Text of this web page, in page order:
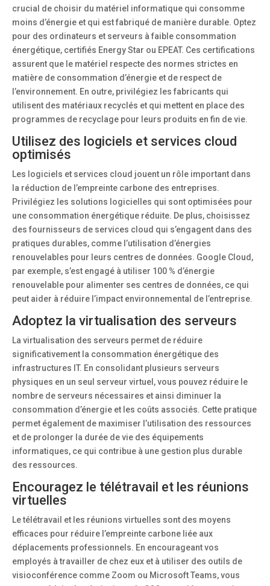
crucial de choisir du matériel informatique qui consomme
moins d’énergie et qui est fabriqué de manière durable. Optez
pour des ordinateurs et serveurs à faible consommation
énergétique, certifiés Energy Star ou EPEAT. Ces certifications
assurent que le matériel respecte des normes strictes en
matière de consommation d’énergie et de respect de
l’environnement. En outre, privilégiez les fabricants qui
utilisent des matériaux recyclés et qui mettent en place des
programmes de recyclage pour leurs produits en fin de vie.
Utilisez des logiciels et services cloud
optimisés
Les logiciels et services cloud jouent un rôle important dans
la réduction de l’empreinte carbone des entreprises.
Privilégiez les solutions logicielles qui sont optimisées pour
une consommation énergétique réduite. De plus, choisissez
des fournisseurs de services cloud qui s’engagent dans des
pratiques durables, comme l’utilisation d’énergies
renouvelables pour leurs centres de données. Google Cloud,
par exemple, s’est engagé à utiliser 100 % d’énergie
renouvelable pour alimenter ses centres de données, ce qui
peut aider à réduire l’impact environnemental de l’entreprise.
Adoptez la virtualisation des serveurs
La virtualisation des serveurs permet de réduire
significativement la consommation énergétique des
infrastructures IT. En consolidant plusieurs serveurs
physiques en un seul serveur virtuel, vous pouvez réduire le
nombre de serveurs nécessaires et ainsi diminuer la
consommation d’énergie et les coûts associés. Cette pratique
permet également de maximiser l’utilisation des ressources
et de prolonger la durée de vie des équipements
informatiques, ce qui contribue à une gestion plus durable
des ressources.
Encouragez le télétravail et les réunions
virtuelles
Le télétravail et les réunions virtuelles sont des moyens
efficaces pour réduire l’empreinte carbone liée aux
déplacements professionnels. En encourageant vos
employés à travailler de chez eux et à utiliser des outils de
visioconférence comme Zoom ou Microsoft Teams, vous